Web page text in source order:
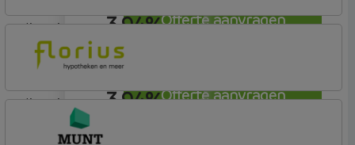
Offerte aanvragen
3,94%
Offerte aanvragen
lineair
3,94%
Florius
Profijt drie + drie
lineair
Florius
Profijt twaalf